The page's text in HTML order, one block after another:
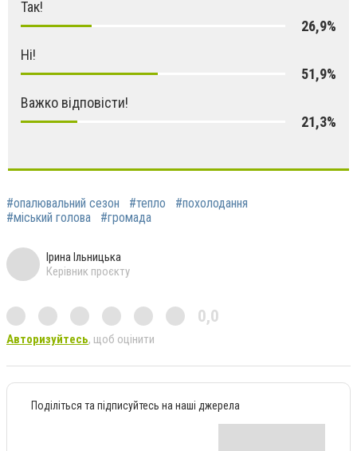
Так!
26,9%
Ні!
51,9%
Важко відповісти!
21,3%
#опалювальний сезон #тепло
#похолодання
#міський голова
#громада
Ірина Ільницька
Керівник проєкту
0,0
Авторизуйтесь, щоб оцінити
Поділіться та підписуйтесь на наші джерела